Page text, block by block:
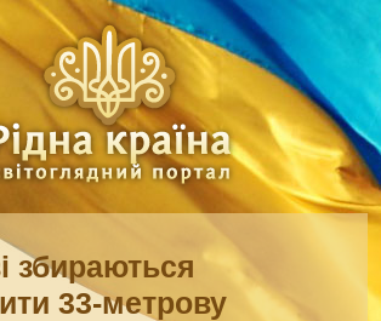
збираються
33-метрову